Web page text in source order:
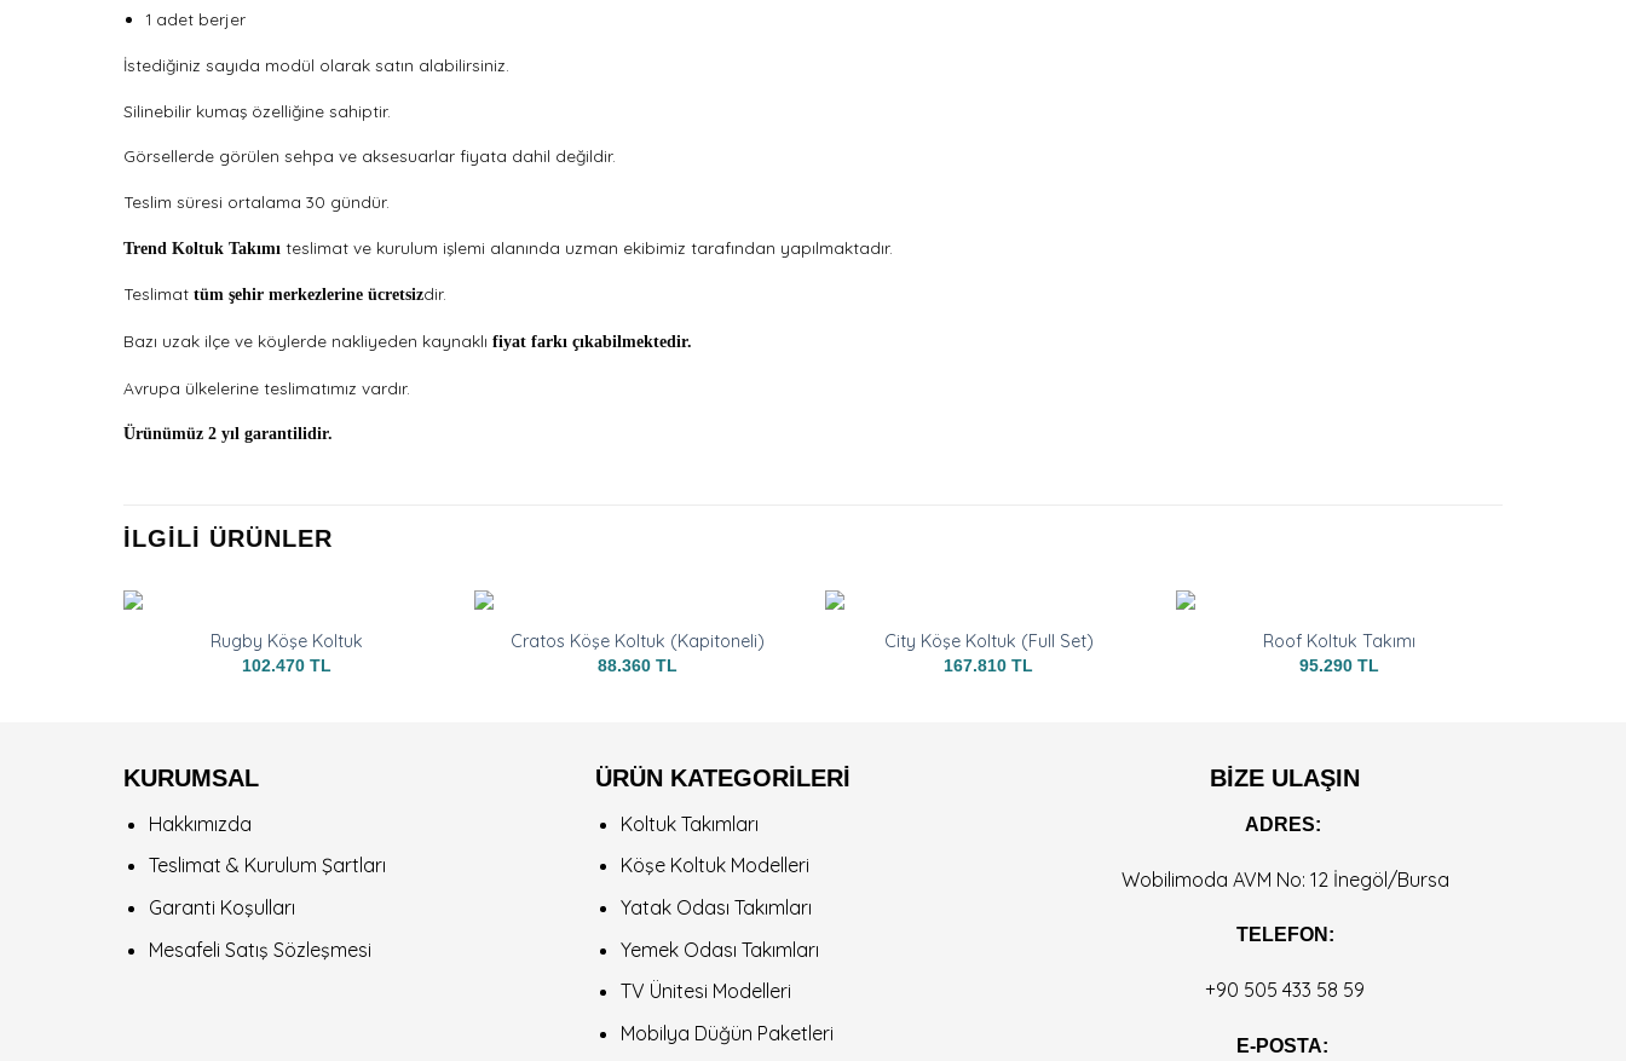
1 adet berjer
İstediğiniz sayıda modül olarak satın alabilirsiniz.
Silinebilir kumaş özelliğine sahiptir.
Görsellerde görülen sehpa ve aksesuarlar fiyata dahil değildir.
Teslim süresi ortalama 30 gündür.
Trend Koltuk Takımı teslimat ve kurulum işlemi alanında uzman ekibimiz tarafından yapılmaktadır.
Teslimat tüm şehir merkezlerine ücretsizdir.
Bazı uzak ilçe ve köylerde nakliyeden kaynaklı fiyat farkı çıkabilmektedir.
Avrupa ülkelerine teslimatımız vardır.
Ürünümüz 2 yıl garantilidir.
İLGILI ÜRÜNLER
Rugby Köşe Koltuk
102.470 TL
Cratos Köşe Koltuk (Kapitoneli)
88.360 TL
City Köşe Koltuk (Full Set)
167.810 TL
Roof Koltuk Takımı
95.290 TL
KURUMSAL
Hakkımızda
Teslimat & Kurulum Şartları
Garanti Koşulları
Mesafeli Satış Sözleşmesi
ÜRÜN KATEGORİLERİ
Koltuk Takımları
Köşe Koltuk Modelleri
Yatak Odası Takımları
Yemek Odası Takımları
TV Ünitesi Modelleri
Mobilya Düğün Paketleri
BİZE ULAŞIN
ADRES:
Wobilimoda AVM No: 12 İnegöl/Bursa
TELEFON:
+90 505 433 58 59
E-POSTA: